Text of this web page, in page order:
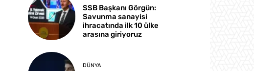
SSB Başkanı Görgün:
Savunma sanayisi
ihracatında ilk 10 ülke
arasına giriyoruz
DÜNYA